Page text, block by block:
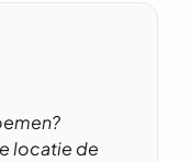
locatie de